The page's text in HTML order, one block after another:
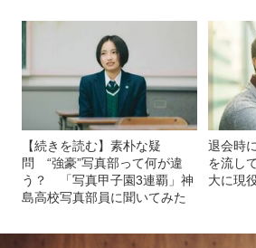
【続きを読む】素朴な疑
問 “強豪”写真部って何が違
う？ 「写真甲子園3連覇」神
島高校写真部員に聞いてみた
退会時
を流し
大に現